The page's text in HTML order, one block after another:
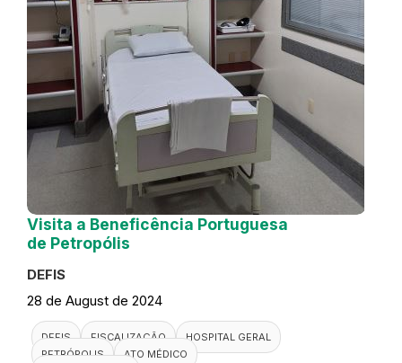
Visita a Beneficência Portuguesa
de Petropólis
DEFIS
28 de August de 2024
DEFIS FISCALIZAÇÃO
HOSPITAL GERAL
PETRÓPOLIS
ATO MÉDICO